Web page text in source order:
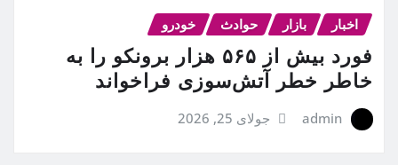
اخبار بازار حوادث خودرو
فورد بیش از ۵۶۵ هزار برونکو را به
خاطر خطر آتش‌سوزی فراخواند
admin جولای 25, 2026